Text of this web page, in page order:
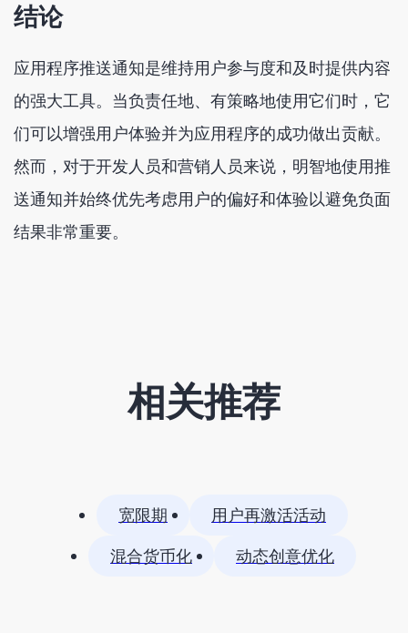
结论
应用程序推送通知是维持用户参与度和及时提供内容
的强大工具。当负责任地、有策略地使用它们时，它
们可以增强用户体验并为应用程序的成功做出贡献。
然而，对于开发人员和营销人员来说，明智地使用推
送通知并始终优先考虑用户的偏好和体验以避免负面
结果非常重要。
相关推荐
宽限期
用户再激活活动
混合货币化
动态创意优化